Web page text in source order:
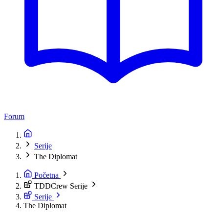
Forum
Serije
The Diplomat
Početna
TDDCrew Serije
Serije
The Diplomat